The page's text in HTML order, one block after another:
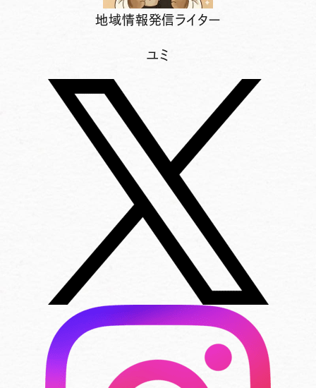
地域情報発信ライター
ユミ